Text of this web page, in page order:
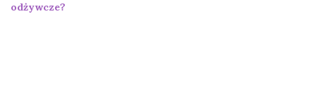
odżywcze?